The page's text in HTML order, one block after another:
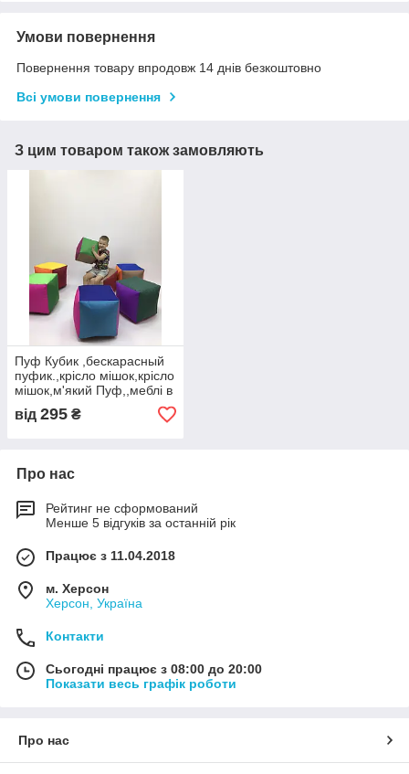
Умови повернення
Повернення товару впродовж 14 днів безкоштовно
Всі умови повернення
З цим товаром також замовляють
Пуф Кубик ,бескарасный
пуфик.,крісло мішок,крісло
мішок,м'який Пуф,,меблі в
дитячу,Пуф для ніг
від 295 ₴
Про нас
Рейтинг не сформований
Менше 5 відгуків за останній рік
Працює з 11.04.2018
м. Херсон
Херсон, Україна
Контакти
Сьогодні працює з 08:00 до 20:00
Показати весь графік роботи
Про нас